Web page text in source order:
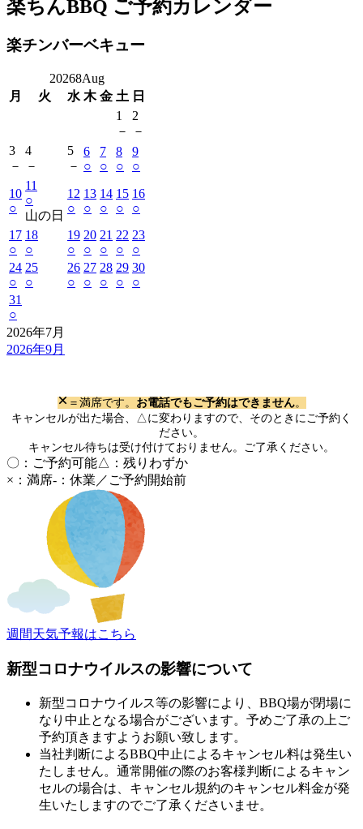
楽ちんBBQ ご予約カレンダー
楽チンバーベキュー
20268Aug
月
火 水 木 金 土 日
1
－
2
－
3
－
4
－
5
－
6
○
7
○
8
○
9
○
10
○
11
○
山の日
12
○
13
○
14
○
15
○
16
○
17
○
18
○
19
○
20
○
21
○
22
○
23
○
24
○
25
○
26
○
27
○
28
○
29
○
30
○
31
○
2026年7月
2026年9月
× ＝満席です。 お電話でもご予約はできません。
キャンセルが出た場合、△に変わりますので、そのときにご予約く
ださい。
キャンセル待ちは受け付けておりません。ご了承ください。
〇：ご予約可能△：残りわずか
×：満席-：休業／ご予約開始前
週間天気予報はこちら
新型コロナウイルスの影響について
新型コロナウイルス等の影響により、BBQ場が閉場に
なり中止となる場合がございます。予めご了承の上ご
予約頂きますようお願い致します。
当社判断によるBBQ中止によるキャンセル料は発生い
たしません。通常開催の際のお客様判断によるキャン
セルの場合は、キャンセル規約のキャンセル料金が発
生いたしますのでご了承くださいませ。